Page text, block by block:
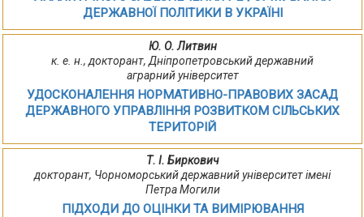
ДЕРЖАВНОЇ ПОЛІТИКИ В УКРАЇНІ
Ю. О. Литвин
к. е. н., докторант, Дніпропетровський державний
аграрний університет
УДОСКОНАЛЕННЯ НОРМАТИВНО-ПРАВОВИХ ЗАСАД
ДЕРЖАВНОГО УПРАВЛІННЯ РОЗВИТКОМ СІЛЬСЬКИХ
ТЕРИТОРІЙ
Т. І. Биркович
докторант, Чорноморський державний університет імені
Петра Могили
ПІДХОДИ ДО ОЦІНКИ ТА ВИМІРЮВАННЯ